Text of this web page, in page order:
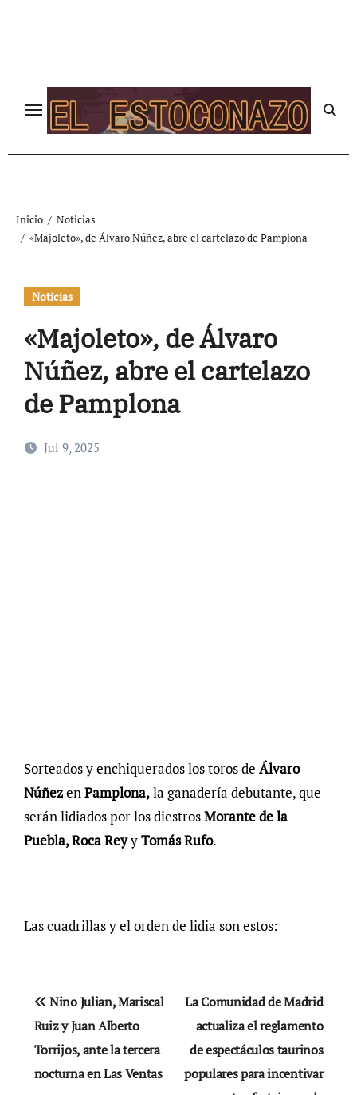
Inicio
Noticias
«Majoleto», de Álvaro Núñez, abre el cartelazo de Pamplona
Noticias
«Majoleto», de Álvaro
Núñez, abre el cartelazo
de Pamplona
Jul 9, 2025
Sorteados y enchiquerados los toros de Álvaro
NúñezenPamplona,la ganadería debutante, que
serán lidiados por los diestrosMorante de la
Puebla, Roca ReyyTomás Rufo.
Las cuadrillas y el orden de lidia son estos:
Navegación
de
entradas
Nino Julian, Mariscal
Ruiz y Juan Alberto
Torrijos, ante la tercera
nocturna en Las Ventas
La Comunidad de Madrid
actualiza el reglamento
de espectáculos taurinos
populares para incentivar